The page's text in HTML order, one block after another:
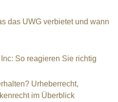
das UWG verbietet und wann
So reagieren Sie richtig
Urheberrecht,
im Überblick